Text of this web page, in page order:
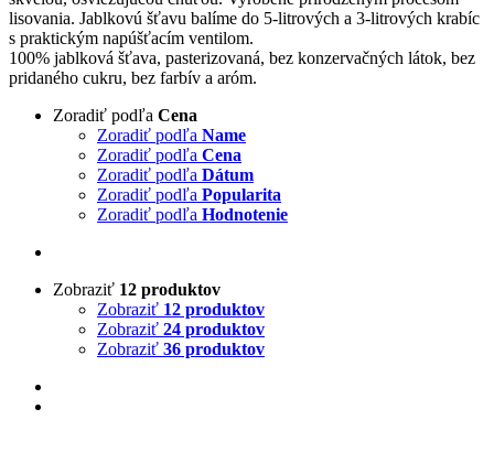
lisovania. Jablkovú šťavu balíme do 5-litrových a 3-litrových krabíc
s praktickým napúšťacím ventilom.
100% jablková šťava, pasterizovaná, bez konzervačných látok, bez
pridaného cukru, bez farbív a aróm.
Zoradiť podľa Cena
Zoradiť podľa Name
Zoradiť podľa Cena
Zoradiť podľa Dátum
Zoradiť podľa Popularita
Zoradiť podľa Hodnotenie
Zobraziť 12 produktov
Zobraziť 12 produktov
Zobraziť 24 produktov
Zobraziť 36 produktov